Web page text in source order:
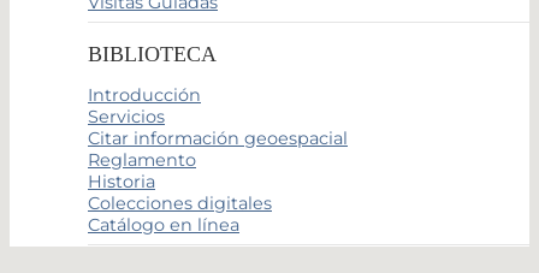
BIBLIOTECA
Introducción
Servicios
Citar información geoespacial
Reglamento
Historia
Colecciones digitales
Catálogo en línea